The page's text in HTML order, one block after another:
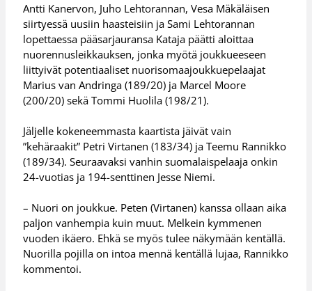
Antti Kanervon, Juho Lehtorannan, Vesa Mäkäläisen
siirtyessä uusiin haasteisiin ja Sami Lehtorannan
lopettaessa pääsarjauransa Kataja päätti aloittaa
nuorennusleikkauksen, jonka myötä joukkueeseen
liittyivät potentiaaliset nuorisomaajoukkuepelaajat
Marius van Andringa (189/20) ja Marcel Moore
(200/20) sekä Tommi Huolila (198/21).
Jäljelle kokeneemmasta kaartista jäivät vain
”kehäraakit” Petri Virtanen (183/34) ja Teemu Rannikko
(189/34). Seuraavaksi vanhin suomalaispelaaja onkin
24-vuotias ja 194-senttinen Jesse Niemi.
– Nuori on joukkue. Peten (Virtanen) kanssa ollaan aika
paljon vanhempia kuin muut. Melkein kymmenen
vuoden ikäero. Ehkä se myös tulee näkymään kentällä.
Nuorilla pojilla on intoa mennä kentällä lujaa, Rannikko
kommentoi.